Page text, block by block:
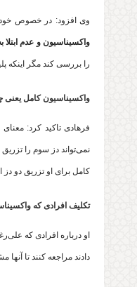
وی افزود: در خصوص
واکسیناسیون و عدم
را بررسی کند مگر اینکه
واکسیناسیون کامل یعنی
نمی‌تواند دز سوم را
کامل برای او تزریق دو دز
تکلیف افرادی که
او درباره افرادی که
دادند مراجعه کنند تا آنها